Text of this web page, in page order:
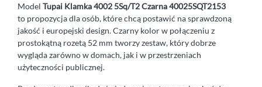
Model Tupai Klamka 4002 5Sq/T2 Czarna 40025SQT2153
to propozycja dla osób, które chcą postawić na sprawdzoną
jakość i europejski design. Czarny kolor w połączeniu z
prostokątną rozetą 52 mm tworzy zestaw, który dobrze
wygląda zarówno w domach, jak i w przestrzeniach
użyteczności publicznej.